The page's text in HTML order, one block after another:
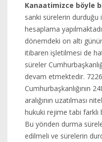
Kanaatimizce böyle
sanki sürelerin durduğu
hesaplama
dönemdeki on altı
itibaren işletilmesi de
süreler
devam etmektedir. 7226
Cumhurbaşkanlığının
aralığının uzatılması
hukuki rejime tabi
Bu yönden durma
edilmeli ve sürelerin